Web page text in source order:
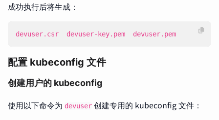
成功执行后将生成：
devuser.csr  devuser-key.pem  devuser.pem
配置 kubeconfig 文件
创建用户的 kubeconfig
使用以下命令为 devuser 创建专用的 kubeconfig 文件：